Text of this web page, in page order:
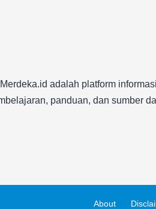
adalah platform
panduan, dan sumber
About